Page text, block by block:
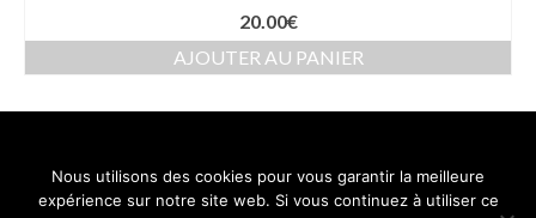
20.00€
AJOUTER AU PANIER
Contact Mentions légales
Conditions générales de vente
Nous utilisons des cookies pour vous garantir la meilleure
expérience sur notre site web. Si vous continuez à utiliser ce